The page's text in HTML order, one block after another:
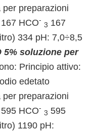
preparazioni
167 HCO-
3 167
334 pH: 7,0÷8,5
5% soluzione per
Principio attivo:
edetato
preparazioni
595 HCO-
3 595
1190 pH: